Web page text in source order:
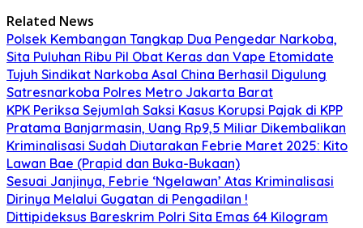
Related News
Polsek Kembangan Tangkap Dua Pengedar Narkoba,
Sita Puluhan Ribu Pil Obat Keras dan Vape Etomidate
Tujuh Sindikat Narkoba Asal China Berhasil Digulung
Satresnarkoba Polres Metro Jakarta Barat
KPK Periksa Sejumlah Saksi Kasus Korupsi Pajak di KPP
Pratama Banjarmasin, Uang Rp9,5 Miliar Dikembalikan
Kriminalisasi Sudah Diutarakan Febrie Maret 2025: Kito
Lawan Bae (Prapid dan Buka-Bukaan)
Sesuai Janjinya, Febrie ‘Ngelawan’ Atas Kriminalisasi
Dirinya Melalui Gugatan di Pengadilan !
Dittipideksus Bareskrim Polri Sita Emas 64 Kilogram